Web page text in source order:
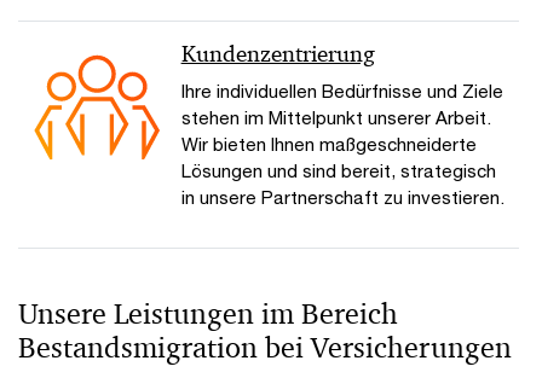
Kundenzentrierung
Ihre individuellen Bedürfnisse und Ziele
stehen im Mittelpunkt unserer Arbeit.
Wir bieten Ihnen maßgeschneiderte
Lösungen und sind bereit, strategisch
in unsere Partnerschaft zu investieren.
Unsere Leistungen im Bereich
Bestandsmigration bei Versicherungen